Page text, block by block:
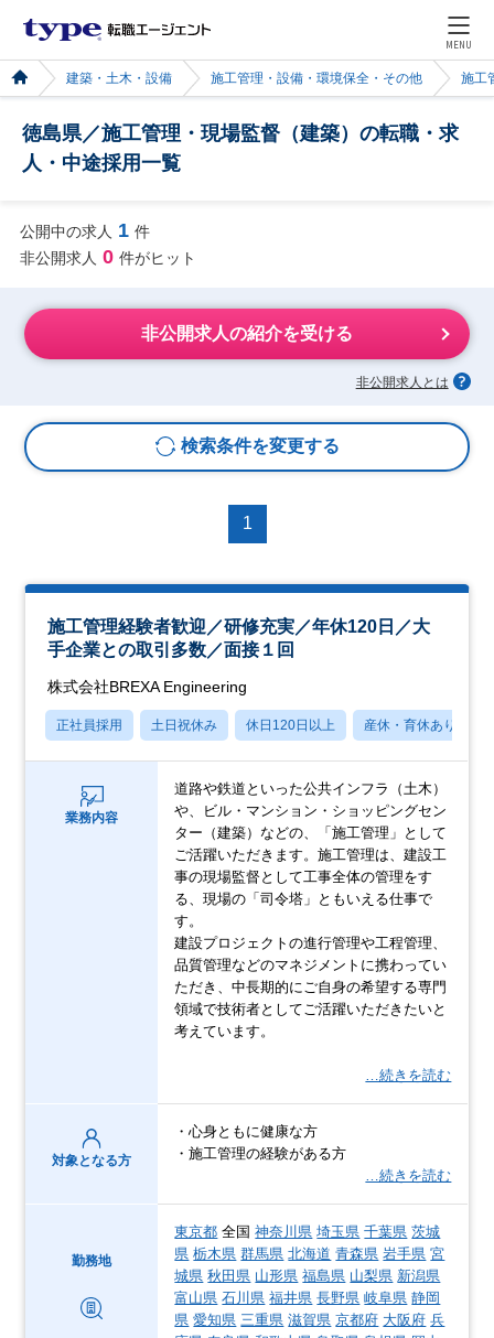
MENU
建築・土木・設備 施工管理・設備・環境保全・その他 施工
徳島県／施工管理・現場監督（建築）の転職・求
人・中途採用一覧
公開中の求人 1 件
非公開求人 0 件がヒット
非公開求人の紹介を受ける
非公開求人とは
検索条件を変更する
1
施工管理経験者歓迎／研修充実／年休120日／大
手企業との取引多数／面接１回
株式会社BREXA Engineering
正社員採用 土日祝休み 休日120日以上 産休・育休あり
業務内容
道路や鉄道といった公共インフラ（土木）
や、ビル・マンション・ショッピングセン
ター（建築）などの、「施工管理」として
ご活躍いただきます。施工管理は、建設工
事の現場監督として工事全体の管理をす
る、現場の「司令塔」ともいえる仕事で
す。
建設プロジェクトの進行管理や工程管理、
品質管理などのマネジメントに携わってい
ただき、中長期的にご自身の希望する専門
領域で技術者としてご活躍いただきたいと
考えています。
…続きを読む
対象となる方
・心身ともに健康な方
・施工管理の経験がある方
…続きを読む
勤務地
東京都 全国神奈川県 埼玉県 千葉県 茨城
県 栃木県 群馬県 北海道 青森県 岩手県 宮
城県 秋田県 山形県 福島県 山梨県 新潟県
富山県 石川県 福井県 長野県 岐阜県 静岡
県 愛知県 三重県 滋賀県 京都府 大阪府 兵